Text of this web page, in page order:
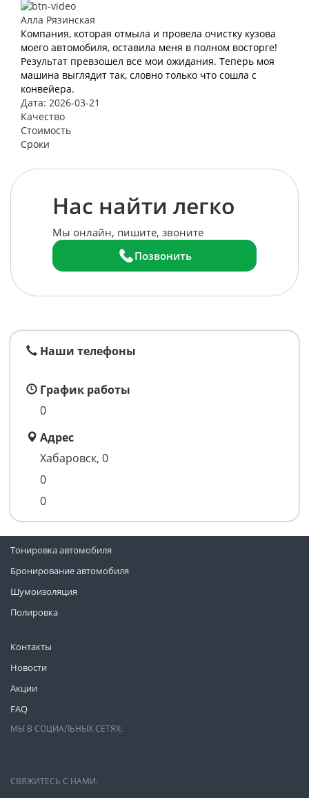
Алла Рязинская
Компания, которая отмыла и провела очистку кузова
моего автомобиля, оставила меня в полном восторге!
Результат превзошел все мои ожидания. Теперь моя
машина выглядит так, словно только что сошла с
конвейера.
Дата: 2026-03-21
Качество
Стоимость
Сроки
Нас найти легко
Мы онлайн, пишите, звоните
Позвонить
Наши телефоны
График работы
0
Адрес
Хабаровск, 0
0
0
Контакты
Новости
Акции
FAQ
Тонировка автомобиля
Бронирование автомобиля
Шумоизоляция
Полировка
МЫ В СОЦИАЛЬНЫХ СЕТЯХ:
СВЯЖИТЕСЬ С НАМИ: